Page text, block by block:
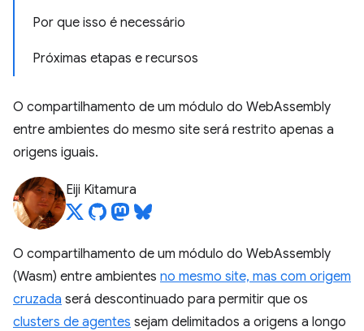
Por que isso é necessário
Próximas etapas e recursos
O compartilhamento de um módulo do WebAssembly
entre ambientes do mesmo site será restrito apenas a
origens iguais.
Eiji Kitamura
O compartilhamento de um módulo do WebAssembly
(Wasm) entre ambientes no mesmo site, mas com origem
cruzada será descontinuado para permitir que os
clusters de agentes sejam delimitados a origens a longo